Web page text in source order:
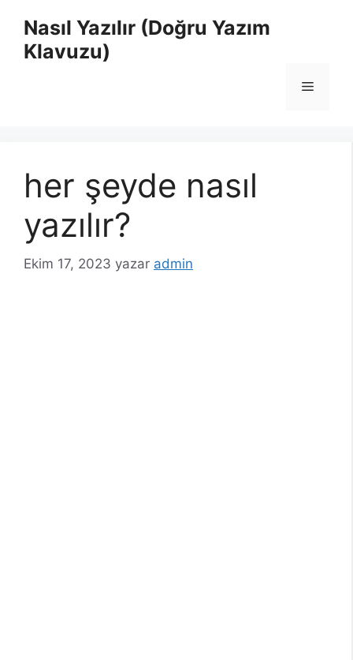
Nasıl Yazılır (Doğru Yazım
Klavuzu)
Menü
her şeyde nasıl
yazılır?
Ekim 17, 2023 yazar admin